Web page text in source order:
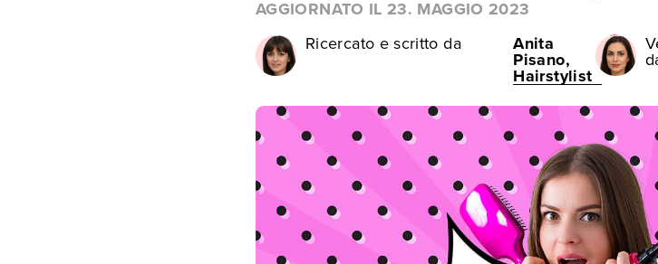
AGGIORNATO IL 23. MAGGIO 2023
Ricercato e scritto da
Anita
Pisano,
Hairstylist